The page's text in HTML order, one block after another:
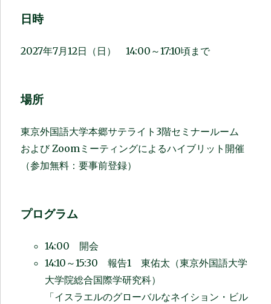
日時
2027年7月12日（日） 14:00～17:10頃まで
場所
東京外国語大学本郷サテライト3階セミナールーム
および Zoomミーティングによるハイブリット開催
（参加無料：要事前登録）
プログラム
14:00 開会
14:10～15:30 報告1 東佑太（東京外国語大学
大学院総合国際学研究科）
「イスラエルのグローバルなネイション・ビル